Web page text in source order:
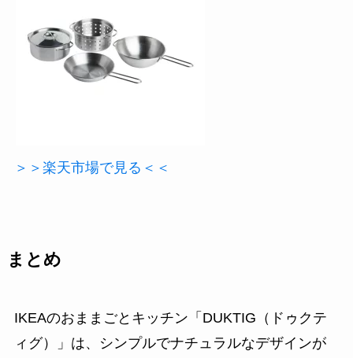
＞＞楽天市場で見る＜＜
まとめ
IKEAのおままごとキッチン「DUKTIG（ドゥクテ
ィグ）」は、シンプルでナチュラルなデザインが